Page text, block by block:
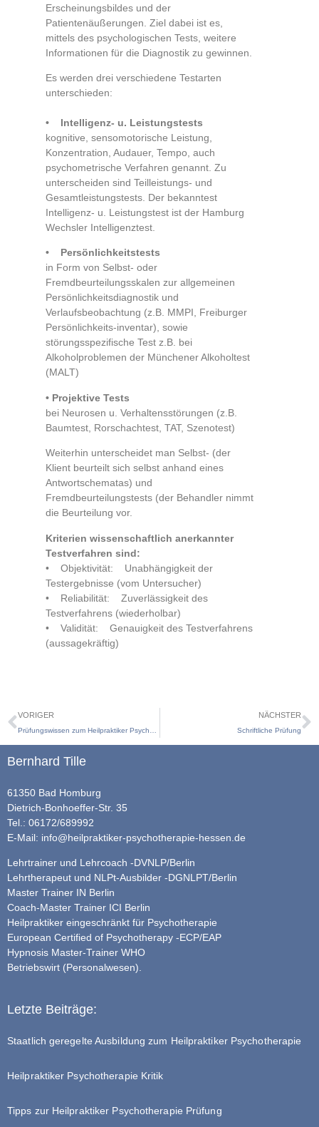
Erscheinungsbildes und der
Patientenäußerungen. Ziel dabei ist es,
mittels des psychologischen Tests, weitere
Informationen für die Diagnostik zu gewinnen.
Es werden drei verschiedene Testarten
unterschieden:
• Intelligenz- u. Leistungstests
kognitive, sensomotorische Leistung,
Konzentration, Audauer, Tempo, auch
psychometrische Verfahren genannt. Zu
unterscheiden sind Teilleistungs- und
Gesamtleistungstests. Der bekanntest
Intelligenz- u. Leistungstest ist der Hamburg
Wechsler Intelligenztest.
• Persönlichkeitstests
in Form von Selbst- oder
Fremdbeurteilungsskalen zur allgemeinen
Persönlichkeitsdiagnostik und
Verlaufsbeobachtung (z.B. MMPI, Freiburger
Persönlichkeits-inventar), sowie
störungsspezifische Test z.B. bei
Alkoholproblemen der Münchener Alkoholtest
(MALT)
• Projektive Tests
bei Neurosen u. Verhaltensstörungen (z.B.
Baumtest, Rorschachtest, TAT, Szenotest)
Weiterhin unterscheidet man Selbst- (der
Klient beurteilt sich selbst anhand eines
Antwortschematas) und
Fremdbeurteilungstests (der Behandler nimmt
die Beurteilung vor.
Kriterien wissenschaftlich anerkannter
Testverfahren sind:
• Objektivität: Unabhängigkeit der
Testergebnisse (vom Untersucher)
• Reliabilität: Zuverlässigkeit des
Testverfahrens (wiederholbar)
• Validität: Genauigkeit des Testverfahrens
(aussagekräftig)
VORIGER NÄCHSTER
Schriftliche Prüfung
Bernhard Tille
61350 Bad Homburg
Dietrich-Bonhoeffer-Str. 35
Tel.: 06172/689992
E-Mail: info@heilpraktiker-psychotherapie-hessen.de
Lehrtrainer und Lehrcoach -DVNLP/Berlin
Lehrtherapeut und NLPt-Ausbilder -DGNLPT/Berlin
Master Trainer IN Berlin
Coach-Master Trainer ICI Berlin
Heilpraktiker eingeschränkt für Psychotherapie
European Certified of Psychotherapy -ECP/EAP
Hypnosis Master-Trainer WHO
Betriebswirt (Personalwesen).
Letzte Beiträge:
Staatlich geregelte Ausbildung zum Heilpraktiker Psychotherapie
Heilpraktiker Psychotherapie Kritik
Tipps zur Heilpraktiker Psychotherapie Prüfung